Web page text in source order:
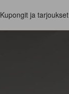
Kupongit ja tarjoukset